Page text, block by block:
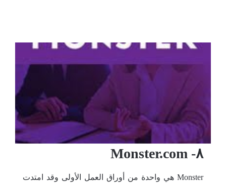
٨- Monster.com
Monster هي واحدة من أوراق العمل الأولى وقد امتدت